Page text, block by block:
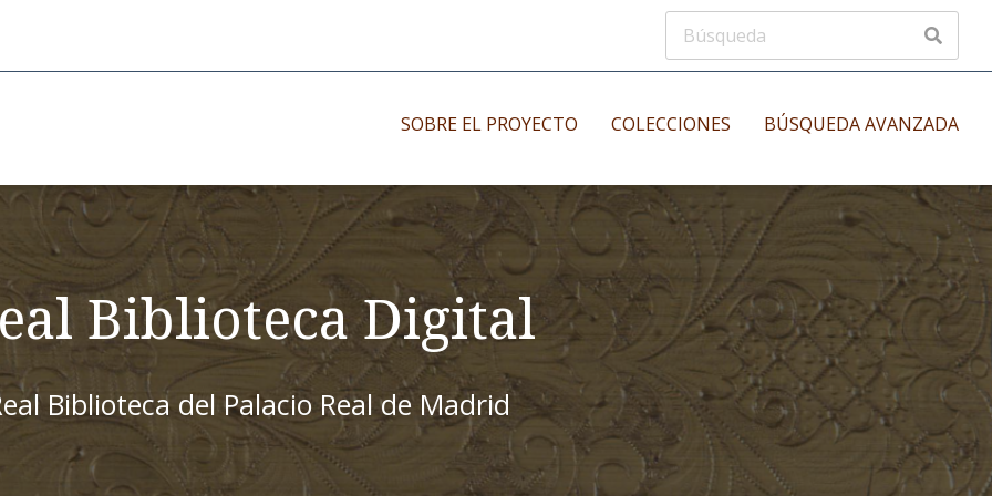
SOBRE EL PROYECTO COLECCIONES
Impresos antiguos
Impresos modernos
Impresos menores
Manuscritos musicales
Incunables
BÚSQUEDA AVANZADA
Biblioteca Digital
Biblioteca del Palacio Real de Madrid